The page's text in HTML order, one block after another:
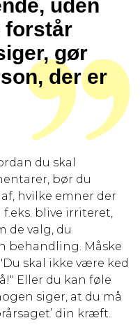
uden
forstår
gør
der er
du skal
bør du
hvilke emner der
blive irriteret,
de valg, du
behandling. Måske
skal ikke være ked
Eller du kan føle
siger, at du må
din kræft.